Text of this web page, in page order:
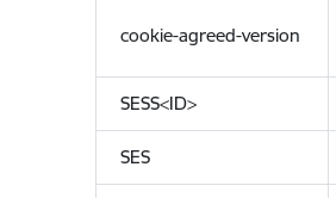
cookie-agreed-version
SESS<ID>
SES